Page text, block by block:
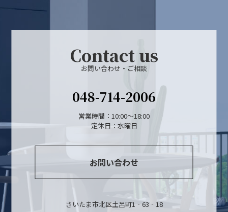
Contact us
お問い合わせ・ご相談
048-714-2006
営業時間：10:00～18:00
定休日：水曜日
お問い合わせ
さいたま市北区土呂町1‐63‐18